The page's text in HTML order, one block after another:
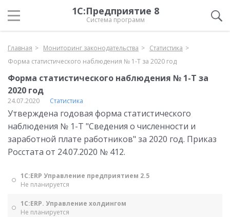
1С:Предприятие 8
Система программ
Главная Мониторинг законодательства
Статистика
Форма статистического наблюдения № 1-Т за 2020 год
Форма статистического наблюдения № 1-Т за
2020 год
24.07.2020 Статистика
Утверждена годовая форма статистического
наблюдения № 1-Т "Сведения о численности и
заработной плате работников" за 2020 год. Приказ
Росстата от 24.07.2020 № 412.
1С:ERP Управление предприятием 2.5
Не планируется
1С:ERP. Управление холдингом
Не планируется